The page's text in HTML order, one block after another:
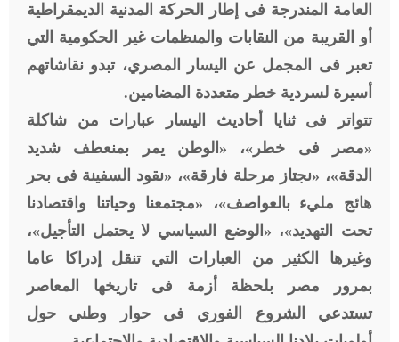
العامة المندرجة فى إطار الحركة المدنية الديمقراطية
أو القريبة من النقابات والمنظمات غير الحكومية التي
تعبر فى المجمل عن اليسار المصري، تبدو نقاشاتهم
أسيرة لسردية خطر متعددة المضامين.
تتواتر فى ثنايا أحاديث اليسار عبارات من شاكلة
«مصر فى خطر»، «الوطن يمر بمنعطف شديد
الدقة»، «نجتاز مرحلة فارقة»، «نقود السفينة فى بحر
هائج مليء بالعواصف»، «مجتمعنا وحياتنا واقتصادنا
تحت التهديد»، «الوضع السياسي لا يحتمل التأجيل»،
وغيرها الكثير من العبارات التي تنقل إدراكا عاما
بمرور مصر بلحظة أزمة فى تاريخها المعاصر
تستدعي الشروع الفوري فى حوار وطني حول